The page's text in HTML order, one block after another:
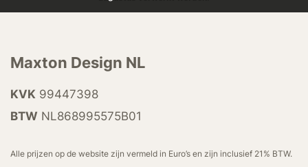
Maxton Design NL
KVK 99447398
BTW NL868995575B01
Alle prijzen op de website zijn vermeld in Euro’s en zijn inclusief 21% BTW.